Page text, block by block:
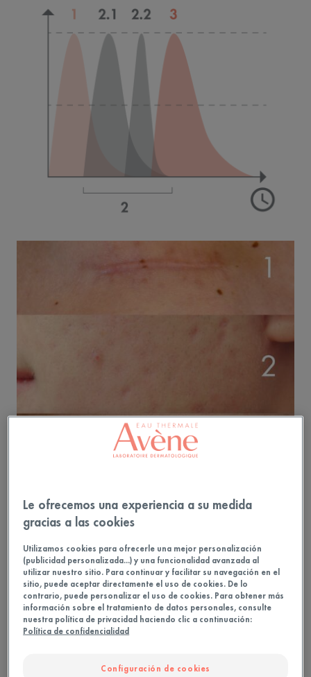
tienes para tratarla mejor
Le ofrecemos una experiencia a su medida
gracias a las cookies
Utilizamos cookies para ofrecerle una mejor personalización
(publicidad personalizada...) y una funcionalidad avanzada al
utilizar nuestro sitio. Para continuar y facilitar su navegación en el
sitio, puede aceptar directamente el uso de cookies. De lo
contrario, puede personalizar el uso de cookies. Para obtener más
información sobre el tratamiento de datos personales, consulte
nuestra política de privacidad haciendo clic a continuación:
Política de confidencialidad
Configuración de cookies